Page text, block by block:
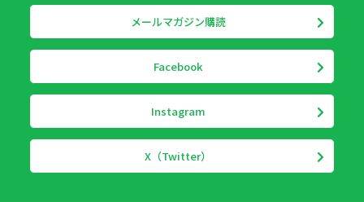
メールマガジン購読
Facebook
Instagram
X（Twitter）